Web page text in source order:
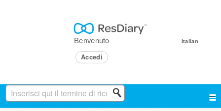
Italian
Benvenuto
Accedi